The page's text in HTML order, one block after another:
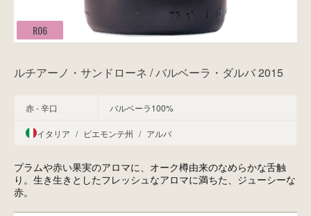
R06
ルチアーノ・サンドローネ / バルベーラ・ダルバ 2015
赤 - 辛口 バルベーラ100%
イタリア / ピエモンテ州 / アルバ
プラムや赤い果実のアロマに、オーク樽由来のなめらかな舌触
り。生き生きとしたフレッシュなアロマに満ちた、ジューシーな
赤。